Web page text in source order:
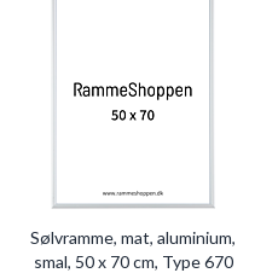
Sølvramme, mat, aluminium,
smal, 50 x 70 cm, Type 670